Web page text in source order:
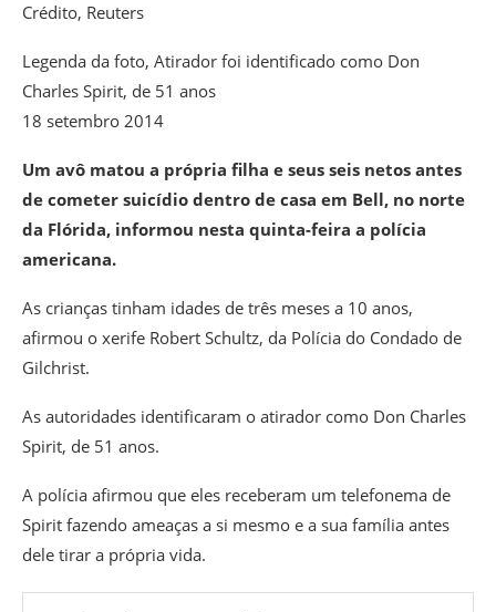
Crédito, Reuters
Legenda da foto, Atirador foi identificado como Don
Charles Spirit, de 51 anos
18 setembro 2014
Um avô matou a própria filha e seus seis netos antes
de cometer suicídio dentro de casa em Bell, no norte
da Flórida, informou nesta quinta-feira a polícia
americana.
As crianças tinham idades de três meses a 10 anos,
afirmou o xerife Robert Schultz, da Polícia do Condado de
Gilchrist.
As autoridades identificaram o atirador como Don Charles
Spirit, de 51 anos.
A polícia afirmou que eles receberam um telefonema de
Spirit fazendo ameaças a si mesmo e a sua família antes
dele tirar a própria vida.